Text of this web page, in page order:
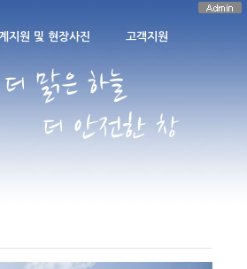
지원 및 현장사진 고객지원